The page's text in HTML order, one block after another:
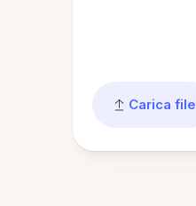
Carica file